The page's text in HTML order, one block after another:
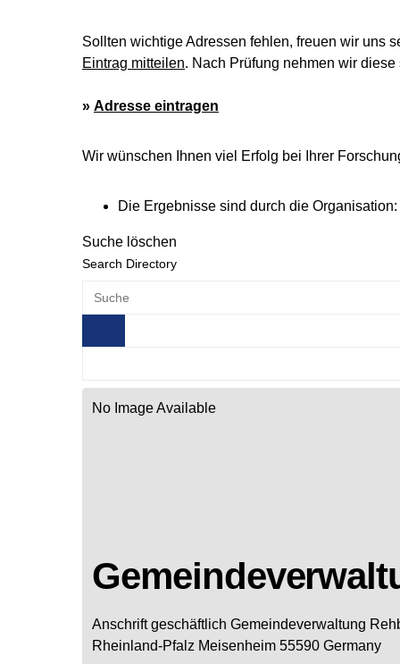
Sollten wichtige Adressen fehlen, freuen wir uns
Eintrag mitteilen. Nach Prüfung nehmen wir
» Adresse eintragen
Wir wünschen Ihnen viel Erfolg bei Ihrer
Die Ergebnisse sind durch die
Suche löschen
Search Directory
No Image Available
Anschrift geschäftlich Gemeindeverwaltung
Rheinland-Pfalz Meisenheim 55590 Germany